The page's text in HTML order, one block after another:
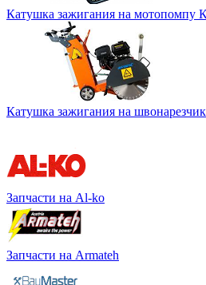
Катушка зажигания на мотопомпу
Катушка зажигания на
Запчасти на Al-ko
Запчасти на Armateh